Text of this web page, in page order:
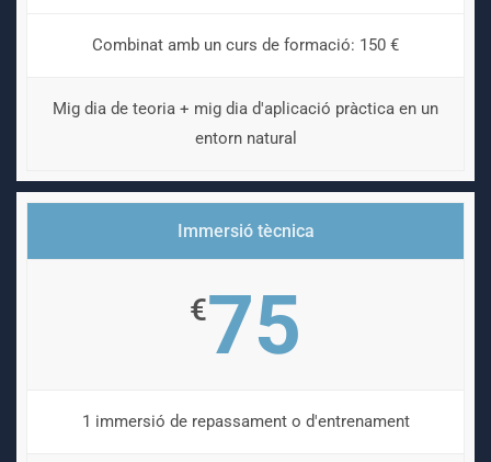
Combinat amb un curs de formació: 150 €
Mig dia de teoria + mig dia d'aplicació pràctica en un
entorn natural
Immersió tècnica
€75
1 immersió de repassament o d'entrenament